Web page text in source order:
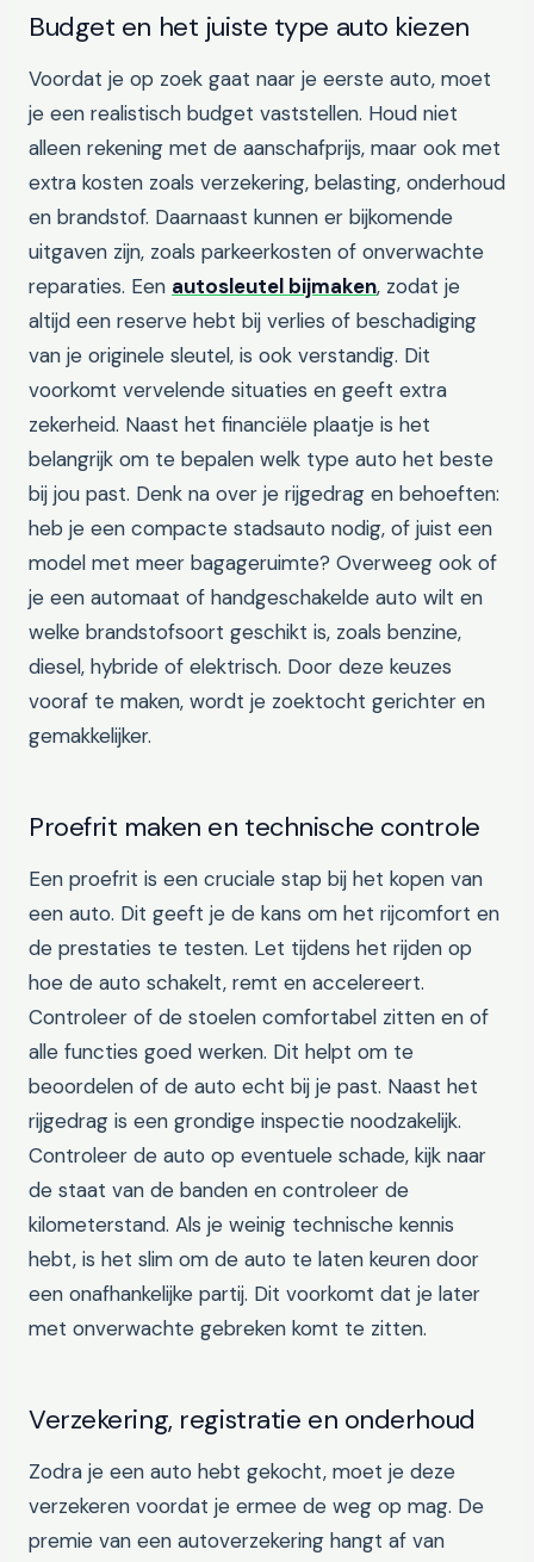
Budget en het juiste type auto kiezen
Voordat je op zoek gaat naar je eerste auto, moet
je een realistisch budget vaststellen. Houd niet
alleen rekening met de aanschafprijs, maar ook met
extra kosten zoals verzekering, belasting, onderhoud
en brandstof. Daarnaast kunnen er bijkomende
uitgaven zijn, zoals parkeerkosten of onverwachte
reparaties. Een autosleutel bijmaken, zodat je
altijd een reserve hebt bij verlies of beschadiging
van je originele sleutel, is ook verstandig. Dit
voorkomt vervelende situaties en geeft extra
zekerheid. Naast het financiële plaatje is het
belangrijk om te bepalen welk type auto het beste
bij jou past. Denk na over je rijgedrag en behoeften:
heb je een compacte stadsauto nodig, of juist een
model met meer bagageruimte? Overweeg ook of
je een automaat of handgeschakelde auto wilt en
welke brandstofsoort geschikt is, zoals benzine,
diesel, hybride of elektrisch. Door deze keuzes
vooraf te maken, wordt je zoektocht gerichter en
gemakkelijker.
Proefrit maken en technische controle
Een proefrit is een cruciale stap bij het kopen van
een auto. Dit geeft je de kans om het rijcomfort en
de prestaties te testen. Let tijdens het rijden op
hoe de auto schakelt, remt en accelereert.
Controleer of de stoelen comfortabel zitten en of
alle functies goed werken. Dit helpt om te
beoordelen of de auto echt bij je past. Naast het
rijgedrag is een grondige inspectie noodzakelijk.
Controleer de auto op eventuele schade, kijk naar
de staat van de banden en controleer de
kilometerstand. Als je weinig technische kennis
hebt, is het slim om de auto te laten keuren door
een onafhankelijke partij. Dit voorkomt dat je later
met onverwachte gebreken komt te zitten.
Verzekering, registratie en onderhoud
Zodra je een auto hebt gekocht, moet je deze
verzekeren voordat je ermee de weg op mag. De
premie van een autoverzekering hangt af van